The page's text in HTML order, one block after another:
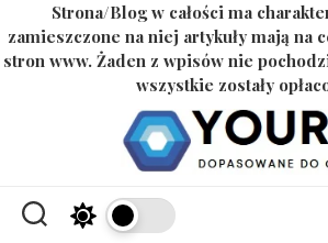
Strona/Blog w całości ma
zamieszczone na niej artykuły mają na
stron www. Żaden z wpisów nie
wszystkie zostały